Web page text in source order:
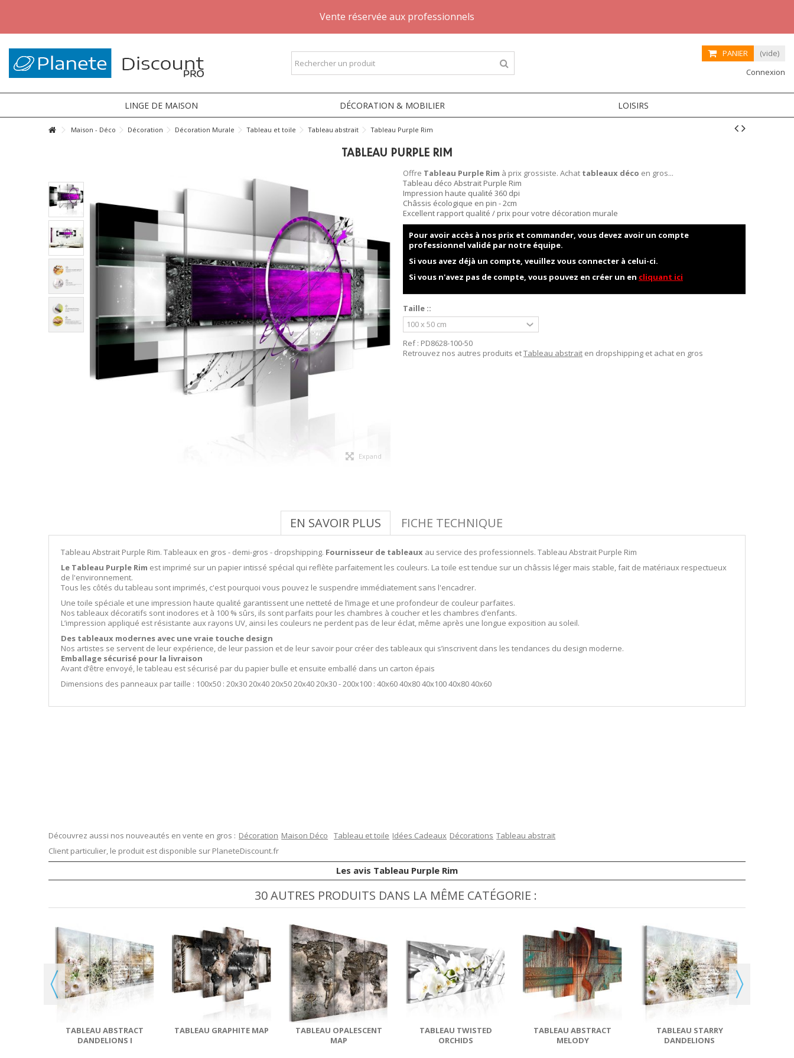
Vente réservée aux professionnels
PANIER
(vide)
Connexion
LINGE DE MAISON DÉCORATION & MOBILIER LOISIRS
Maison - Déco Décoration Décoration Murale Tableau et toile Tableau abstrait Tableau Purple Rim
TABLEAU PURPLE RIM
Expand
Offre Tableau Purple Rim à prix grossiste. Achat tableaux déco en gros...
Tableau déco Abstrait Purple Rim
Impression haute qualité 360 dpi
Châssis écologique en pin - 2cm
Excellent rapport qualité / prix pour votre décoration murale
Pour avoir accès à nos prix et commander, vous devez avoir un compte
professionnel validé par notre équipe.
Si vous avez déjà un compte, veuillez vous connecter à celui-ci.
Si vous n'avez pas de compte, vous pouvez en créer un en cliquant ici
Taille ::
Ref : PD8628-100-50
Retrouvez nos autres produits etTableau abstrait en dropshipping et achat en gros
EN SAVOIR PLUS FICHE TECHNIQUE
Tableau Abstrait Purple Rim. Tableaux en gros - demi-gros - dropshipping. Fournisseur de tableaux au service des professionnels. Tableau Abstrait Purple Rim
Le Tableau Purple Rim est imprimé sur un papier intissé spécial qui reflète parfaitement les couleurs. La toile est tendue sur un châssis léger mais stable, fait de matériaux respectueux
de l'environnement.
Tous les côtés du tableau sont imprimés, c'est pourquoi vous pouvez le suspendre immédiatement sans l'encadrer.
Une toile spéciale et une impression haute qualité garantissent une netteté de l’image et une profondeur de couleur parfaites.
Nos tableaux décoratifs sont inodores et à 100 % sûrs, ils sont parfaits pour les chambres à coucher et les chambres d’enfants.
L’impression appliqué est résistante aux rayons UV, ainsi les couleurs ne perdent pas de leur éclat, même après une longue exposition au soleil.
Des tableaux modernes avec une vraie touche design
Nos artistes se servent de leur expérience, de leur passion et de leur savoir pour créer des tableaux qui s’inscrivent dans les tendances du design moderne.
Emballage sécurisé pour la livraison
Avant d’être envoyé, le tableau est sécurisé par du papier bulle et ensuite emballé dans un carton épais
Dimensions des panneaux par taille : 100x50 : 20x30 20x40 20x50 20x40 20x30 - 200x100 : 40x60 40x80 40x100 40x80 40x60
Découvrez aussi nos nouveautés en vente en gros : Décoration Maison Déco Tableau et toile Idées Cadeaux Décorations Tableau abstrait
Client particulier, le produit est disponible sur PlaneteDiscount.fr
Les avis Tableau Purple Rim
30 AUTRES PRODUITS DANS LA MÊME CATÉGORIE :
TABLEAU ABSTRACT
DANDELIONS I
TABLEAU GRAPHITE MAP
TABLEAU OPALESCENT
MAP
TABLEAU TWISTED
ORCHIDS
TABLEAU ABSTRACT
MELODY
TABLEAU STARRY
DANDELIONS